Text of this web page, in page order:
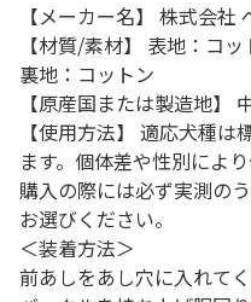
【メーカー名】 株式会社
【材質/素材】 表地：コ
裏地：コットン
【原産国または製造地】
【使用方法】 適応犬種
ます。個体差や性別によ
購入の際には必ず実測の
お選びください。
＜装着方法＞
前あしをあし穴に入れて